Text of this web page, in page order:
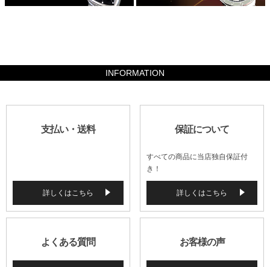
INFORMATION
支払い・送料
詳しくはこちら
保証について
すべての商品に当店独自保証付
き！
詳しくはこちら
よくある質問 お客様の声